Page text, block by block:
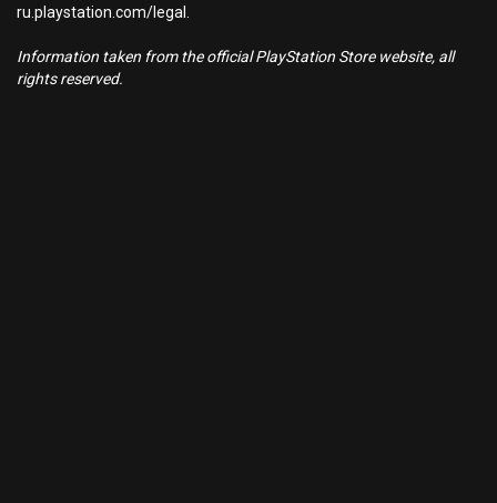
ru.playstation.com/legal.
Information taken from the official PlayStation Store website, all
rights reserved.